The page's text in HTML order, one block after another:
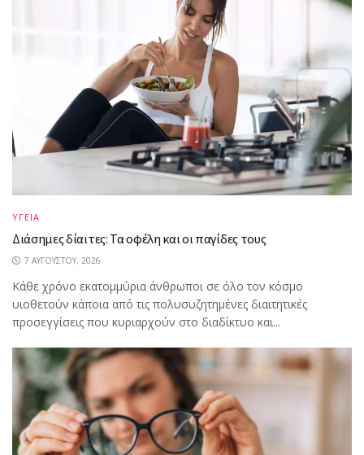
ΥΓΕΙΑ
Διάσημες δίαιτες: Τα οφέλη και οι παγίδες τους
7 ΑΥΓΟΎΣΤΟΥ, 2026
Κάθε χρόνο εκατομμύρια άνθρωποι σε όλο τον κόσμο
υιοθετούν κάποια από τις πολυσυζητημένες διαιτητικές
προσεγγίσεις που κυριαρχούν στο διαδίκτυο και...